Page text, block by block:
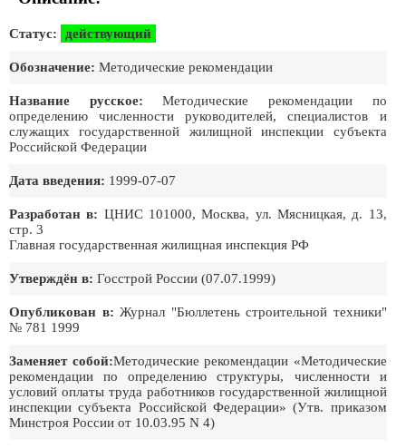
Статус: действующий
Обозначение: Методические рекомендации
Название русское: Методические рекомендации по
определению численности руководителей, специалистов и
служащих государственной жилищной инспекции субъекта
Российской Федерации
Дата введения: 1999-07-07
Разработан в: ЦНИС 101000, Москва, ул. Мясницкая, д. 13,
стр. 3
Главная государственная жилищная инспекция РФ
Утверждён в: Госстрой России (07.07.1999)
Опубликован в: Журнал "Бюллетень строительной техники"
№ 781 1999
Заменяет собой:Методические рекомендации «Методические
рекомендации по определению структуры, численности и
условий оплаты труда работников государственной жилищной
инспекции субъекта Российской Федерации» (Утв. приказом
Минстроя России от 10.03.95 N 4)